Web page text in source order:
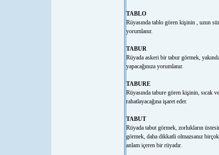
TABLO
Rüyasında tablo gören kişinin , uzun
yorumlanır.
TABUR
Rüyada askeri bir tabur görmek,
yapacağınıza yorumlanır.
TABURE
Rüyasında tabure gören kişinin, sıcak
rahatlayacağına işaret eder.
TABUT
Rüyada tabut görmek, zorlukların
görmek, daha dikkatli olmazsanız
anlam içeren bir rüyadır.